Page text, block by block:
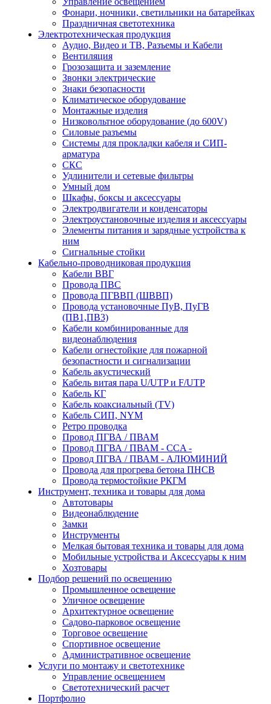
Фонари, ночники, светильники на батарейках
Праздничная светотехника
Электротехническая продукция
Аудио, Видео и ТВ, Разъемы и Кабели
Вентиляция
Грозозащита и заземление
Звонки электрические
Знаки безопасности
Климатическое оборудование
Монтажные изделия
Низковольтное оборудование (до 600V)
Силовые разъемы
Системы для прокладки кабеля и СИП-
арматура
СКС
Удлинители и сетевые фильтры
Умный дом
Шкафы, боксы и аксессуары
Электродвигатели и конденсаторы
Электроустановочные изделия и аксессуары
Элементы питания и зарядные устройства к
ним
Сигнальные стойки
Кабельно-проводниковая продукция
Кабели ВВГ
Провода ПВС
Провода ПГВВП (ШВВП)
Провода установочные ПуВ, ПуГВ
(ПВ1,ПВ3)
Кабели комбинированные для
видеонаблюдения
Кабели огнестойкие для пожарной
безопастности и сигнализации
Кабель акустический
Кабель витая пара U/UTP и F/UTP
Кабель КГ
Кабель коаксиальный (TV)
Кабель СИП, NYM
Ретро проводка
Провод ПГВА / ПВАМ
Провод ПГВА / ПВАМ - CCA -
Провод ПГВА / ПВАМ - АЛЮМИНИЙ
Провода для прогрева бетона ПНСВ
Провода термостойкие РКГМ
Инструмент, техника и товары для дома
Автотовары
Видеонаблюдение
Замки
Инструменты
Мелкая бытовая техника и товары для дома
Мобильные устройства и Аксессуары к ним
Хозтовары
Подбор решений по освещению
Промышленное освещение
Уличное освещение
Архитектурное освещение
Садово-парковое освещение
Торговое освещение
Спортивное освещение
Административное освещение
Услуги по монтажу и светотехнике
Управление освещением
Светотехнический расчет
Портфолио